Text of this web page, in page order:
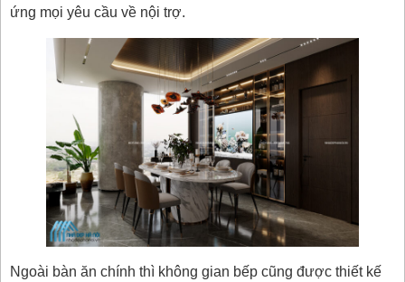
ứng mọi yêu cầu về nội trợ.
Ngoài bàn ăn chính thì không gian bếp cũng được thiết kế